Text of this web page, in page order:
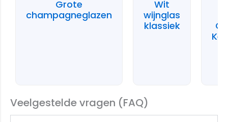
Grote
champagneglazen
Wit
wijnglas
klassiek
Veelgestelde vragen (FAQ)